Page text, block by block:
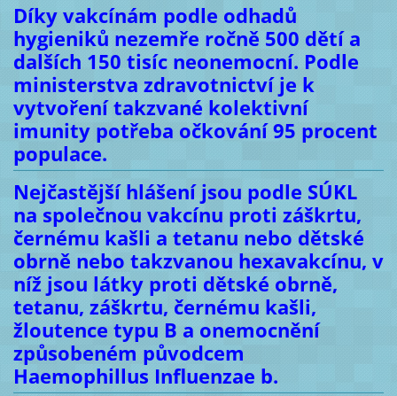
Díky vakcínám podle odhadů
hygieniků nezemře ročně 500 dětí a
dalších 150 tisíc neonemocní. Podle
ministerstva zdravotnictví je k
vytvoření takzvané kolektivní
imunity potřeba očkování 95 procent
populace.
Nejčastější hlášení jsou podle SÚKL
na společnou vakcínu proti záškrtu,
černému kašli a tetanu nebo dětské
obrně nebo takzvanou hexavakcínu, v
níž jsou látky proti dětské obrně,
tetanu, záškrtu, černému kašli,
žloutence typu B a onemocnění
způsobeném původcem
Haemophillus Influenzae b.